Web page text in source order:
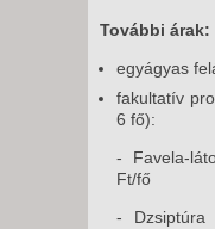
További árak:
egyágyas
fakultatív
6 fő):
- Favela-
Ft/fő
- Dzsiptúra